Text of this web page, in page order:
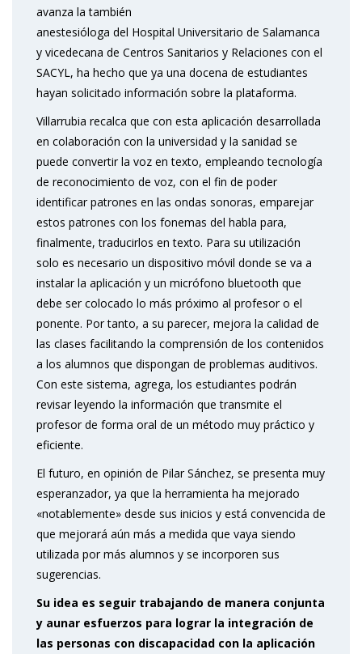
avanza la también
anestesióloga del Hospital Universitario de Salamanca
y vicedecana de Centros Sanitarios y Relaciones con el
SACYL, ha hecho que ya una docena de estudiantes
hayan solicitado información sobre la plataforma.
Villarrubia recalca que con esta aplicación desarrollada
en colaboración con la universidad y la sanidad se
puede convertir la voz en texto, empleando tecnología
de reconocimiento de voz, con el fin de poder
identificar patrones en las ondas sonoras, emparejar
estos patrones con los fonemas del habla para,
finalmente, traducirlos en texto. Para su utilización
solo es necesario un dispositivo móvil donde se va a
instalar la aplicación y un micrófono bluetooth que
debe ser colocado lo más próximo al profesor o el
ponente. Por tanto, a su parecer, mejora la calidad de
las clases facilitando la comprensión de los contenidos
a los alumnos que dispongan de problemas auditivos.
Con este sistema, agrega, los estudiantes podrán
revisar leyendo la información que transmite el
profesor de forma oral de un método muy práctico y
eficiente.
El futuro, en opinión de Pilar Sánchez, se presenta muy
esperanzador, ya que la herramienta ha mejorado
«notablemente» desde sus inicios y está convencida de
que mejorará aún más a medida que vaya siendo
utilizada por más alumnos y se incorporen sus
sugerencias.
Su idea es seguir trabajando de manera conjunta
y aunar esfuerzos para lograr la integración de
las personas con discapacidad con la aplicación